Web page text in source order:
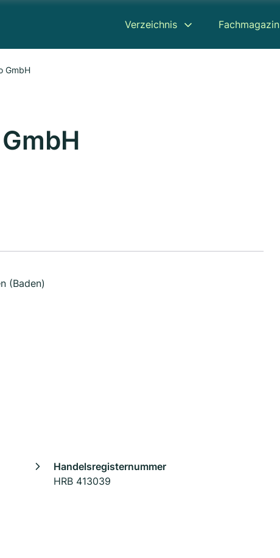
Verzeichnis Fachmagazin
GmbH
(Baden)
Handelsregisternummer
HRB 413039